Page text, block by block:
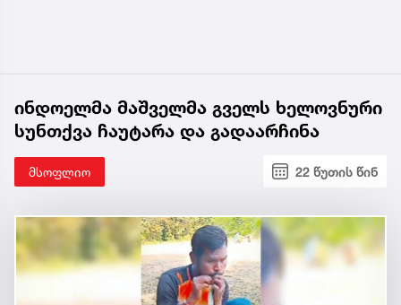
ინდოელმა მაშველმა გველს ხელოვნური
სუნთქვა ჩაუტარა და გადაარჩინა
მსოფლიო 22 წუთის წინ